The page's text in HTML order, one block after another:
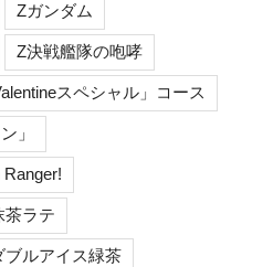
Zガンダム
Z決戦艦隊の咆哮
スペシャル」コース
」
Ranger!
茶ラテ
ブルアイス緑茶